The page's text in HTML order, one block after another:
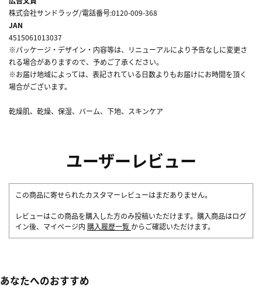
株式会社サンドラッグ/電話番号:0120-009-368
JAN
4515061013037
※パッケージ・デザイン・内容等は、リニューアルにより予告なしに変更さ
れる場合がありますので、予めご了承ください。
※お届け地域によっては、表記されている日数よりもお届けにお時間を頂く
場合がございます。
乾燥肌、乾燥、保湿、バーム、下地、スキンケア
ユーザーレビュー
この商品に寄せられたカスタマーレビューはまだありません。
レビューはこの商品を購入した方のみ投稿いただけます。購入商品はログ
イン後、マイページ内 購入履歴一覧 からご確認いただけます。
あなたへのおすすめ